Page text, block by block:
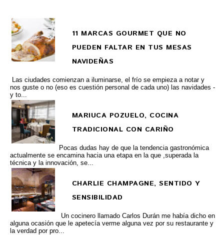
11 MARCAS GOURMET QUE NO
PUEDEN FALTAR EN TUS MESAS
NAVIDEÑAS
Las ciudades comienzan a iluminarse, el frío se empieza a notar y
nos guste o no (eso es cuestión personal de cada uno) las navidades -
y to...
MARIUCA POZUELO, COCINA
TRADICIONAL CON CARIÑO
Pocas dudas hay de que la tendencia gastronómica
actualmente se encamina hacia una etapa en la que ,superada la
técnica y la innovación, se...
CHARLIE CHAMPAGNE, SENTIDO Y
SENSIBILIDAD
Un cocinero llamado Carlos Durán me había dicho en
alguna ocasión que le apetecía verme alguna vez por su restaurante y
la verdad por pro...